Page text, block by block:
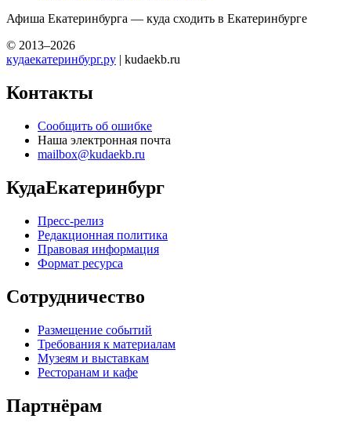
Афиша Екатеринбурга — куда сходить в Екатеринбурге
© 2013–2026
кудаекатеринбург.ру | kudaekb.ru
Контакты
Сообщить об ошибке
Наша электронная почта
mailbox@kudaekb.ru
КудаЕкатеринбург
Пресс-релиз
Редакционная политика
Правовая информация
Формат ресурса
Сотрудничество
Размещение событий
Требования к материалам
Музеям и выставкам
Ресторанам и кафе
Партнёрам